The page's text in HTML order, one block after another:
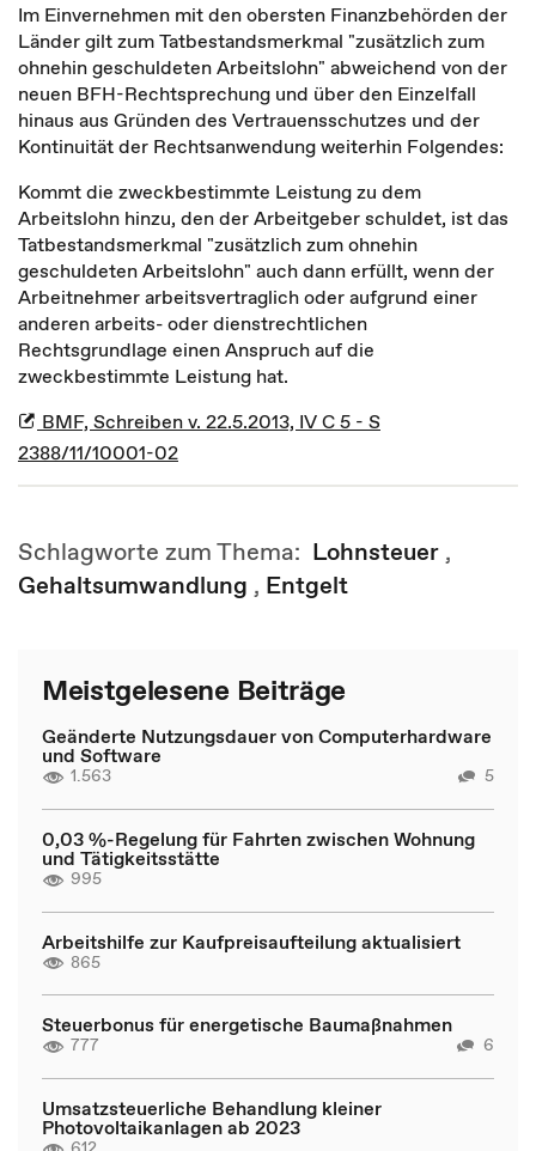
Im Einvernehmen mit den obersten Finanzbehörden der
Länder gilt zum Tatbestandsmerkmal "zusätzlich zum
ohnehin geschuldeten Arbeitslohn" abweichend von der
neuen BFH-Rechtsprechung und über den Einzelfall
hinaus aus Gründen des Vertrauensschutzes und der
Kontinuität der Rechtsanwendung weiterhin Folgendes:
Kommt die zweckbestimmte Leistung zu dem
Arbeitslohn hinzu, den der Arbeitgeber schuldet, ist das
Tatbestandsmerkmal "zusätzlich zum ohnehin
geschuldeten Arbeitslohn" auch dann erfüllt, wenn der
Arbeitnehmer arbeitsvertraglich oder aufgrund einer
anderen arbeits- oder dienstrechtlichen
Rechtsgrundlage einen Anspruch auf die
zweckbestimmte Leistung hat.
BMF, Schreiben v. 22.5.2013, IV C 5 - S
2388/11/10001-02
Schlagworte zum Thema: Lohnsteuer ,
Gehaltsumwandlung , Entgelt
Meistgelesene Beiträge
Geänderte Nutzungsdauer von Computerhardware
und Software
1.563 5
0,03 %-Regelung für Fahrten zwischen Wohnung
und Tätigkeitsstätte
995
Arbeitshilfe zur Kaufpreisaufteilung aktualisiert
865
Steuerbonus für energetische Baumaßnahmen
777 6
Umsatzsteuerliche Behandlung kleiner
Photovoltaikanlagen ab 2023